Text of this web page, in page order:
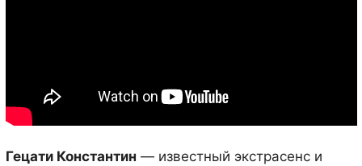
Гецати Константин — известный экстрасенс и